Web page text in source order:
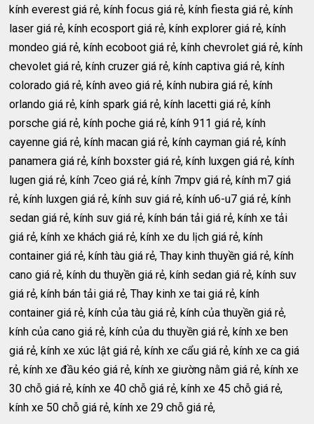
kính everest giá rẻ, kính focus giá rẻ, kính fiesta giá rẻ, kính
laser giá rẻ, kính ecosport giá rẻ, kính explorer giá rẻ, kính
mondeo giá rẻ, kính ecoboot giá rẻ, kính chevrolet giá rẻ, kính
chevolet giá rẻ, kính cruzer giá rẻ, kính captiva giá rẻ, kính
colorado giá rẻ, kính aveo giá rẻ, kính nubira giá rẻ, kính
orlando giá rẻ, kính spark giá rẻ, kính lacetti giá rẻ, kính
porsche giá rẻ, kính poche giá rẻ, kính 911 giá rẻ, kính
cayenne giá rẻ, kính macan giá rẻ, kính cayman giá rẻ, kính
panamera giá rẻ, kính boxster giá rẻ, kính luxgen giá rẻ, kính
lugen giá rẻ, kính 7ceo giá rẻ, kính 7mpv giá rẻ, kính m7 giá
rẻ, kính luxgen giá rẻ, kính suv giá rẻ, kính u6-u7 giá rẻ, kính
sedan giá rẻ, kính suv giá rẻ, kính bán tải giá rẻ, kính xe tải
giá rẻ, kính xe khách giá rẻ, kính xe du lịch giá rẻ, kính
container giá rẻ, kính tàu giá rẻ, Thay kinh thuyền giá rẻ, kính
cano giá rẻ, kính du thuyền giá rẻ, kính sedan giá rẻ, kính suv
giá rẻ, kính bán tải giá rẻ, Thay kinh xe tai giá rẻ, kính
container giá rẻ, kính của tàu giá rẻ, kính của thuyền giá rẻ,
kính của cano giá rẻ, kính của du thuyền giá rẻ, kính xe ben
giá rẻ, kính xe xúc lật giá rẻ, kính xe cẩu giá rẻ, kính xe ca giá
rẻ, kính xe đầu kéo giá rẻ, kính xe giường nằm giá rẻ, kính xe
30 chỗ giá rẻ, kính xe 40 chỗ giá rẻ, kính xe 45 chỗ giá rẻ,
kính xe 50 chỗ giá rẻ, kính xe 29 chỗ giá rẻ,